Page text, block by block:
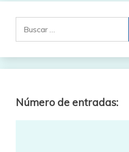
Número de entradas: